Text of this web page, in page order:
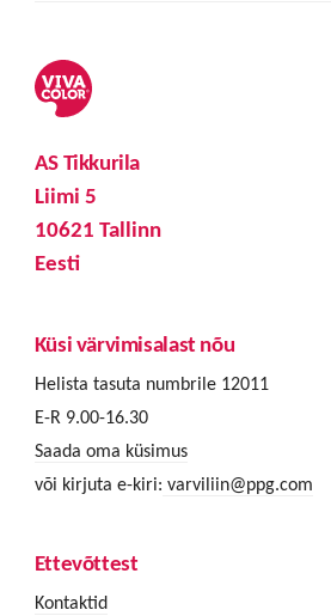
AS Tikkurila
Liimi 5
10621 Tallinn
Eesti
Küsi värvimisalast nõu
Helista tasuta numbrile 12011
E-R 9.00-16.30
Saada oma küsimus
või kirjuta e-kiri: varviliin@ppg.com
Ettevõttest
Kontaktid